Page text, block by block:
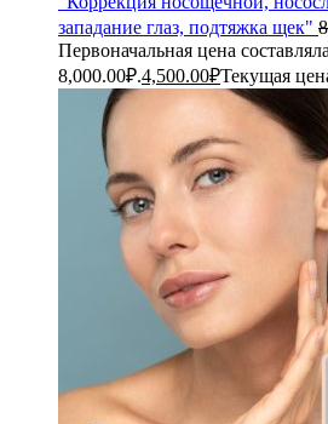
западание глаз, подтяжка щек"
Первоначальная цена составляла
8,000.00₽.4,500.00₽Текущая